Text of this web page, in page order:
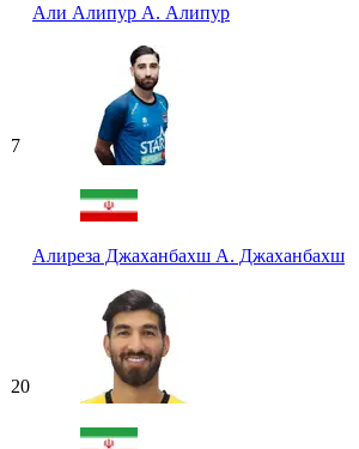
Али Алипур А. Алипур
7
Алиреза Джаханбахш А. Джаханбахш
20